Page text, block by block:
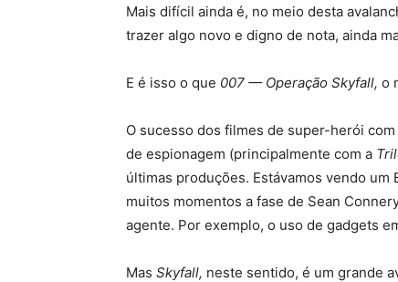
Mais difícil ainda é, no meio desta
trazer algo novo e digno de nota, ainda
E é isso o que 007 — Operação Skyfall, o
O sucesso dos filmes de super-herói
de espionagem (principalmente com a
últimas produções. Estávamos vendo
muitos momentos a fase de Sean
agente. Por exemplo, o uso de gadgets
Mas Skyfall, neste sentido, é um grande